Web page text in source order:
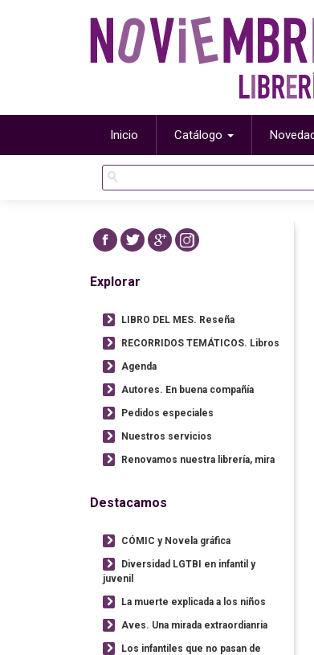
Inicio Catálogo
Explorar
LIBRO DEL MES. Reseña
RECORRIDOS TEMÁTICOS. Libros
Agenda
Autores. En buena compañía
Pedidos especiales
Nuestros servicios
Renovamos nuestra librería, mira
Destacamos
CÓMIC y Novela gráfica
Diversidad LGTBI en infantil y
juvenil
La muerte explicada a los niños
Aves. Una mirada extraordianria
Los infantiles que no pasan de